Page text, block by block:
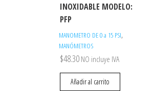
INOXIDABLE MODELO:
PFP
MANOMETRO DE 0 a 15 PSI,
MANÓMETROS
$48.30 NO incluye IVA
Añadir al carrito